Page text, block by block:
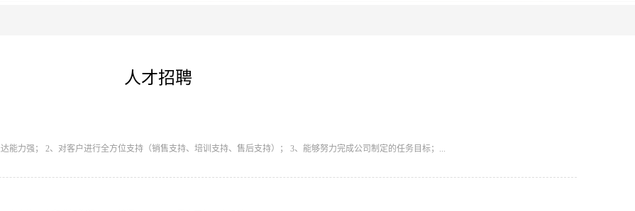
人才招聘
能力强； 2、对客户进行全方位支持（销售支持、培训支持、售后支持）； 3、能够努力完成公司制定的任务目标；...